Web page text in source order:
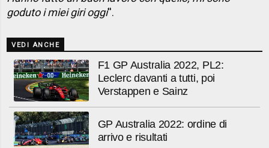
goduto i miei giri oggi''.
VEDI ANCHE
F1 GP Australia 2022, PL2:
Leclerc davanti a tutti, poi
Verstappen e Sainz
GP Australia 2022: ordine di
arrivo e risultati